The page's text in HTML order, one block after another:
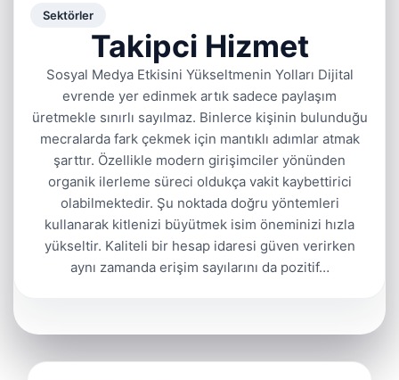
Sektörler
Takipci Hizmet
Sosyal Medya Etkisini Yükseltmenin Yolları Dijital
evrende yer edinmek artık sadece paylaşım
üretmekle sınırlı sayılmaz. Binlerce kişinin bulunduğu
mecralarda fark çekmek için mantıklı adımlar atmak
şarttır. Özellikle modern girişimciler yönünden
organik ilerleme süreci oldukça vakit kaybettirici
olabilmektedir. Şu noktada doğru yöntemleri
kullanarak kitlenizi büyütmek isim öneminizi hızla
yükseltir. Kaliteli bir hesap idaresi güven verirken
aynı zamanda erişim sayılarını da pozitif…